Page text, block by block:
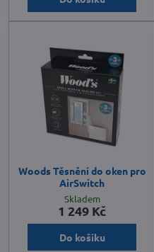
Woods Těsnění do oken pro
AirSwitch
Skladem
1 249 Kč
Do košíku